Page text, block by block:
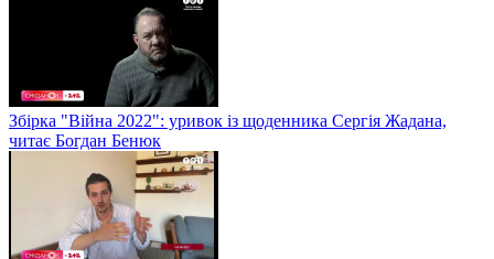
Збірка "Війна 2022": уривок із щоденника Сергія Жадана,
читає Богдан Бенюк